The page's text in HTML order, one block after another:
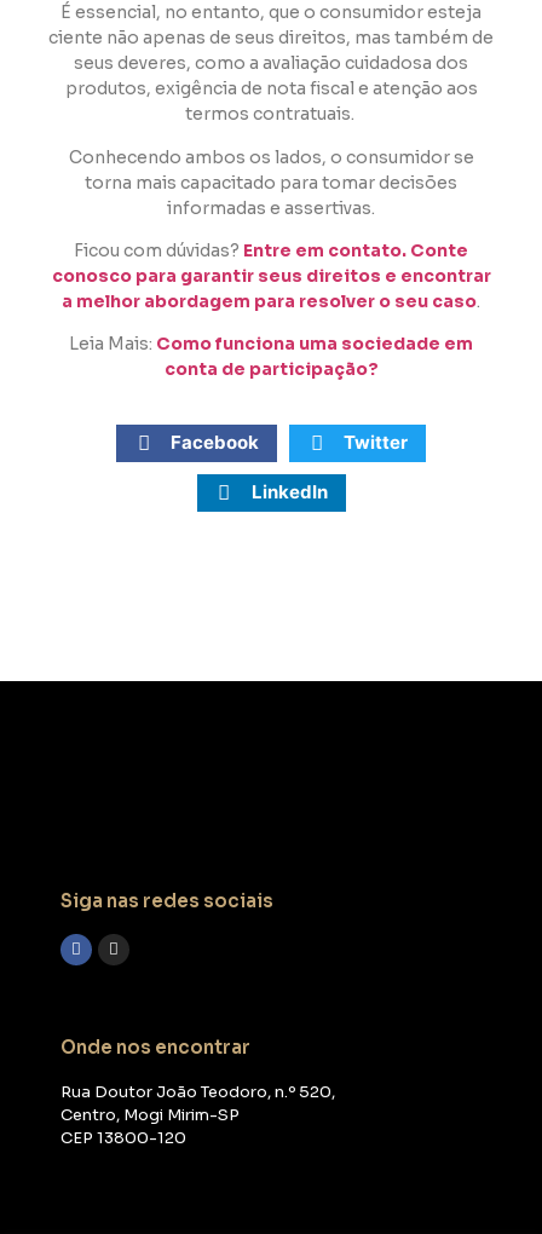
É essencial, no entanto, que o consumidor esteja
ciente não apenas de seus direitos, mas também de
seus deveres, como a avaliação cuidadosa dos
produtos, exigência de nota fiscal e atenção aos
termos contratuais.
Conhecendo ambos os lados, o consumidor se
torna mais capacitado para tomar decisões
informadas e assertivas.
Ficou com dúvidas? Entre em contato. Conte
conosco para garantir seus direitos e encontrar
a melhor abordagem para resolver o seu caso.
Leia Mais: Como funciona uma sociedade em
conta de participação?
Facebook Twitter
LinkedIn
Siga nas redes sociais
Onde nos encontrar
Rua Doutor João Teodoro, n.º 520,
Centro, Mogi Mirim-SP
CEP 13800-120